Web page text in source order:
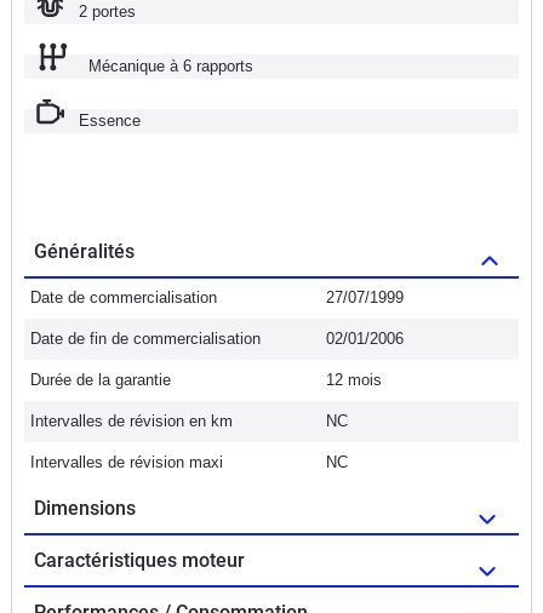
2 portes
Mécanique à 6 rapports
Essence
Généralités
Date de commercialisation 27/07/1999
Date de fin de commercialisation 02/01/2006
Durée de la garantie 12 mois
Intervalles de révision en km NC
Intervalles de révision maxi NC
Dimensions
Caractéristiques moteur